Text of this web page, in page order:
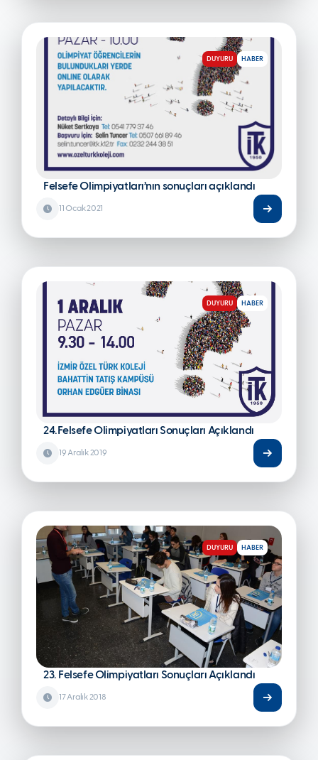
DUYURU HABER
Felsefe Olimpiyatları’nın sonuçları açıklandı
11 Ocak 2021
DUYURU HABER
24.Felsefe Olimpiyatları Sonuçları Açıklandı
19 Aralık 2019
DUYURU HABER
23. Felsefe Olimpiyatları Sonuçları Açıklandı
17 Aralık 2018